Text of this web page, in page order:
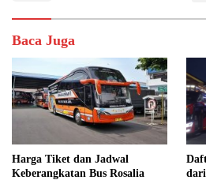
Baca Juga
Harga Tiket dan Jadwal
Keberangkatan Bus Rosalia